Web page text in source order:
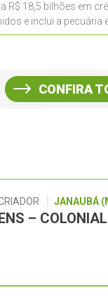
R$ 18,5 bilhões em
e inclui a pecuária
CONFIRA
JANAUBÁ
– COLONIAL